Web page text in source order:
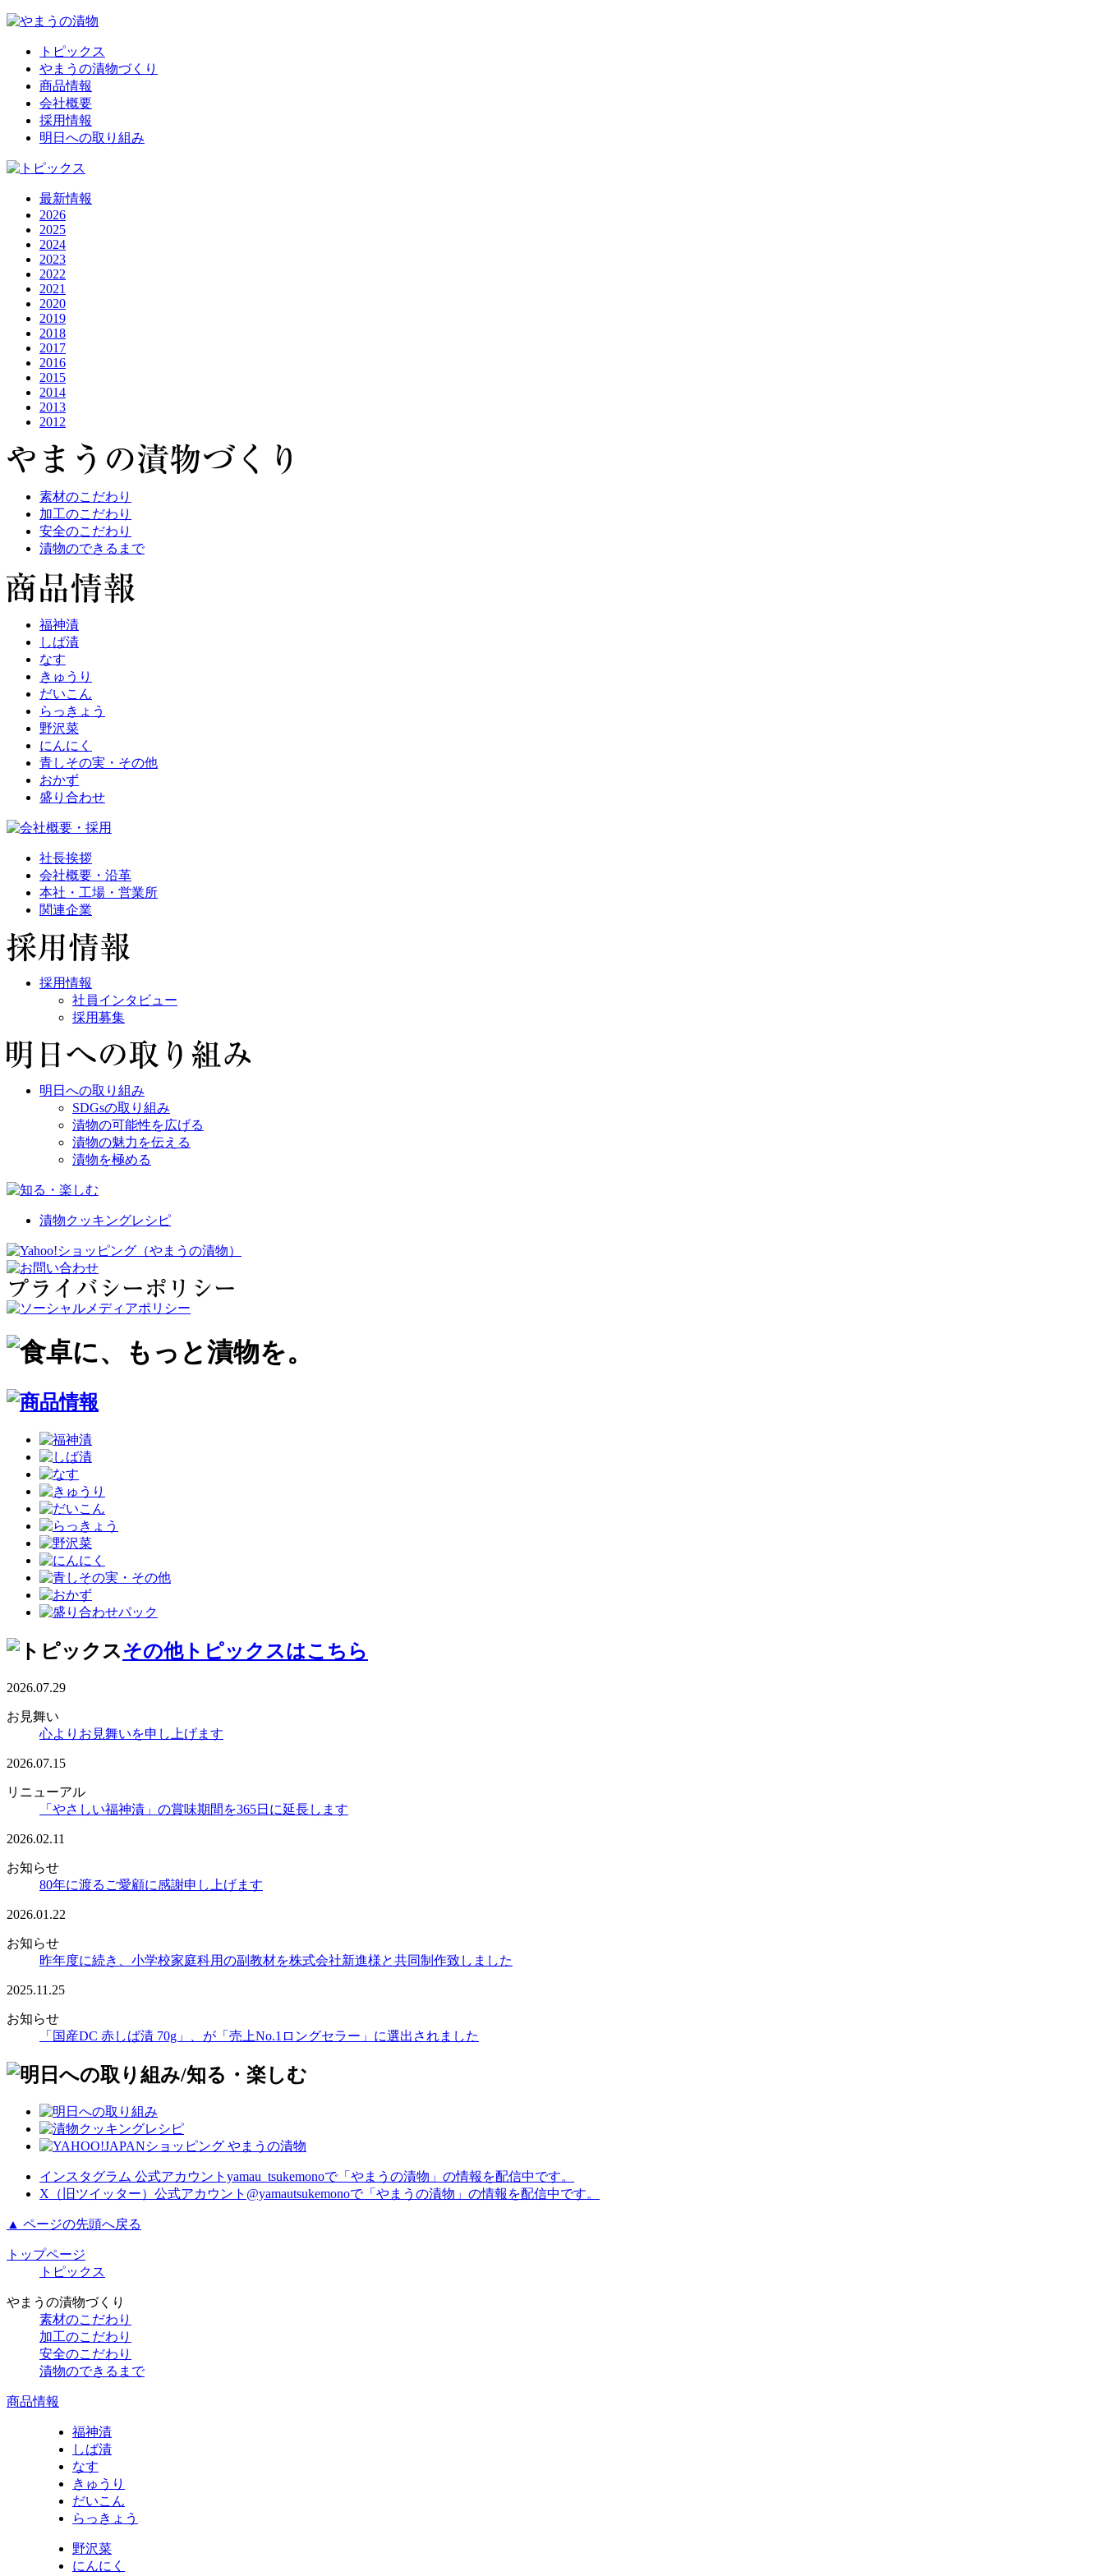
トピックス
やまうの漬物づくり
商品情報
会社概要
採用情報
明日への取り組み
最新情報
2026
2025
2024
2023
2022
2021
2020
2019
2018
2017
2016
2015
2014
2013
2012
素材のこだわり
加工のこだわり
安全のこだわり
漬物のできるまで
福神漬
しば漬
なす
きゅうり
だいこん
らっきょう
野沢菜
にんにく
青しその実・その他
おかず
盛り合わせ
社長挨拶
会社概要・沿革
本社・工場・営業所
関連企業
採用情報
社員インタビュー
採用募集
明日への取り組み
SDGsの取り組み
漬物の可能性を広げる
漬物の魅力を伝える
漬物を極める
漬物クッキングレシピ
その他トピックスはこちら
2026.07.29
お見舞い
心よりお見舞いを申し上げます
2026.07.15
リニューアル
「やさしい福神漬」の賞味期間を365日に延長します
2026.02.11
お知らせ
80年に渡るご愛顧に感謝申し上げます
2026.01.22
お知らせ
昨年度に続き、小学校家庭科用の副教材を株式会社新進様と共同制作致しました
2025.11.25
お知らせ
「国産DC 赤しば漬 70g」、が「売上No.1ロングセラー」に選出されました
インスタグラム 公式アカウントyamau_tsukemonoで「やまうの漬物」の情報を配信中です。
X（旧ツイッター）公式アカウント@yamautsukemonoで「やまうの漬物」の情報を配信中です。
▲ ページの先頭へ戻る
トップページ
トピックス
やまうの漬物づくり
素材のこだわり
加工のこだわり
安全のこだわり
漬物のできるまで
商品情報
福神漬
しば漬
なす
きゅうり
だいこん
らっきょう
野沢菜
にんにく